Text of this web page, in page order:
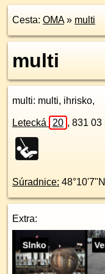
Cesta: OMA» multi
multi
multi: multi, ihrisko,
Letecká 20 , 831 03
Súradnice: 48°10'7"N
Extra: